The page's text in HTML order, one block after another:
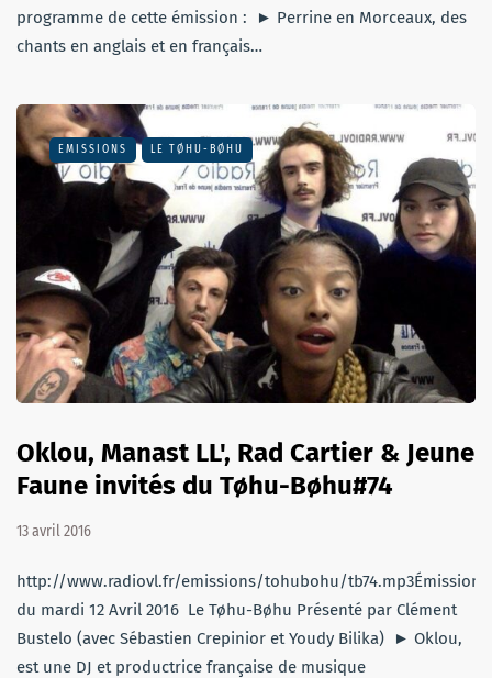
programme de cette émission : ► Perrine en Morceaux, des
chants en anglais et en français…
EMISSIONS LE TØHU-BØHU
Oklou, Manast LL', Rad Cartier & Jeune
Faune invités du Tøhu-Bøhu#74
13 avril 2016
http://www.radiovl.fr/emissions/tohubohu/tb74.mp3Émission
du mardi 12 Avril 2016 Le Tøhu-Bøhu Présenté par Clément
Bustelo (avec Sébastien Crepinior et Youdy Bilika) ► Oklou,
est une DJ et productrice française de musique